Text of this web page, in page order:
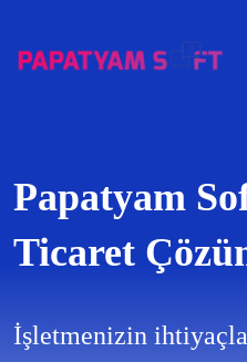
Papatyam
Ticaret
İşletmenizin